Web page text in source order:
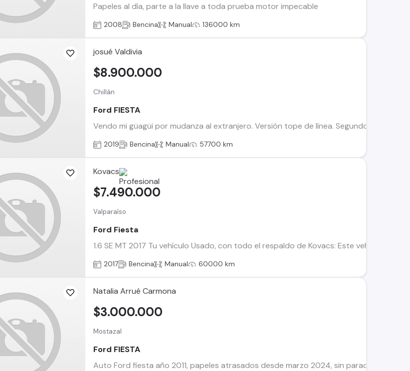
Papeles al día, parte a la llave a toda prueba motor impecable
2008 Bencina Manual 136000 km
josué Valdivia
Chillán
Ford FIESTA
Vendo mi güagüi por mudanza al extranjero. Versión tope de línea. Segundo dueño.
$8.900.000
2019 Bencina Manual 57700 km
Kovacs
Valparaíso
Ford Fiesta
1.6 SE MT 2017 Tu vehículo Usado, con todo el respaldo de Kovacs: Este vehículo
$7.490.000
2017 Bencina Manual 60000 km
Natalia Arrué Carmona
Mostazal
Ford FIESTA
Auto Ford fiesta año 2011, papeles atrasados desde marzo 2024, sin parachoque
$3.000.000